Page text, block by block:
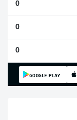
0
0
0
GOOGLE PLAY